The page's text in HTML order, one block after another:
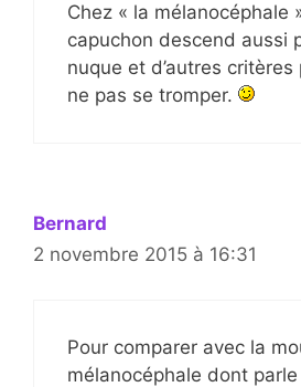
Chez « la mélanocéphale
capuchon descend aussi
nuque et d’autres
ne pas se tromper.
Bernard
2 novembre 2015 à 16:31
Pour comparer avec la
mélanocéphale dont